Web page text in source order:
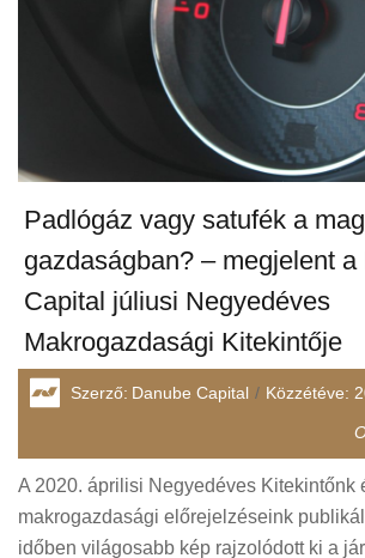
Padlógáz vagy satufék a
gazdaságban? – megjelent a
Capital júliusi Negyedéves
Makrogazdasági Kitekintője
Szerző: Danube Capital Közzétéve:
A 2020. áprilisi Negyedéves Kitekintőnk
makrogazdasági előrejelzéseink
időben világosabb kép rajzolódott ki a